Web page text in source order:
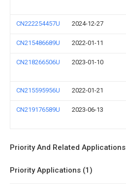
CN222254457U 2024-12-27
CN215486689U 2022-01-11
CN218266506U 2023-01-10
CN215595956U 2022-01-21
CN219176589U 2023-06-13
Priority And Related Applications
Priority Applications (1)